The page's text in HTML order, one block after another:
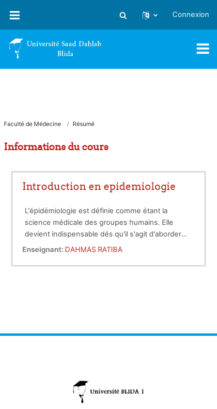
Activer/désactiver la saisie
Connexion
Faculté de Médecine Résumé
Informations du cours
Introduction en epidemiologie
L'épidémiologie est définie comme étant la
science médicale des groupes humains. Elle
devient indispensable dés qu'il s'agit d'aborder
l’étude des groupes humains en vue d'élaborer
meilleur prise en charge médicale. Pour cela,
Enseignant: DAHMAS RATIBA